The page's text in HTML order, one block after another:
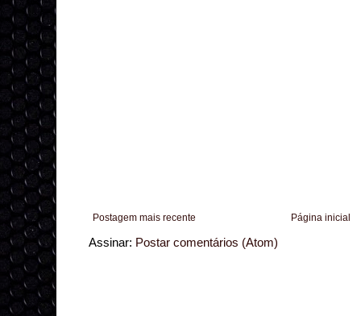
Postagem mais recente Página inicial
Assinar: Postar comentários (Atom)